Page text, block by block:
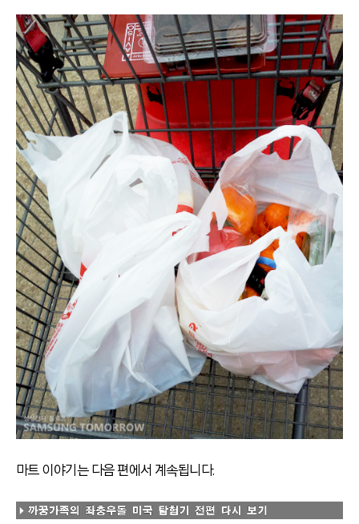
마트 이야기는 다음 편에서 계속됩니다.